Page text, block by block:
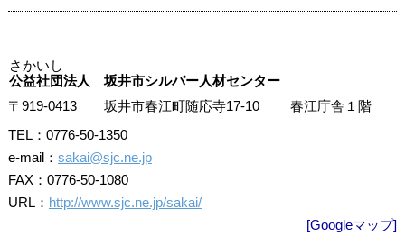
さかいし
公益社団法人 坂井市シルバー人材センター
〒919-0413 坂井市春江町随応寺17-10 春江庁舎１階
TEL：0776-50-1350
e-mail： sakai@sjc.ne.jp
FAX：0776-50-1080
URL： http://www.sjc.ne.jp/sakai/
[Googleマップ]